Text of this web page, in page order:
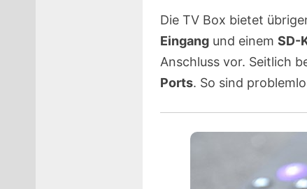
Die TV Box bietet
Eingangund einem SD-
Anschluss vor. Seitlich
Ports. So sind